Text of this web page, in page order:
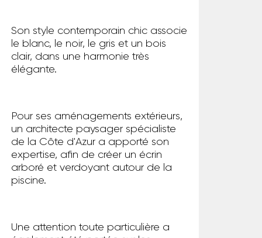
Son style contemporain chic associe
le blanc, le noir, le gris et un bois
clair, dans une harmonie très
élégante.
Pour ses aménagements extérieurs,
un architecte paysager spécialiste
de la Côte d'Azur a apporté son
expertise, afin de créer un écrin
arboré et verdoyant autour de la
piscine.
Une attention toute particulière a